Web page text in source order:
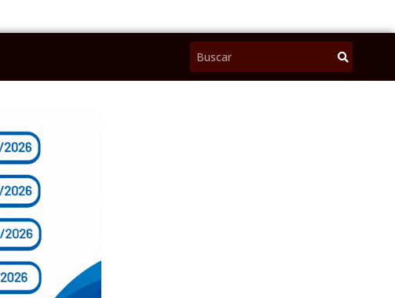
Pesquisar